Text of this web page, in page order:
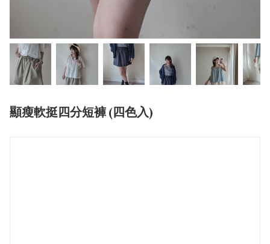
顯瘦軟挺四分短褲 (四色入)